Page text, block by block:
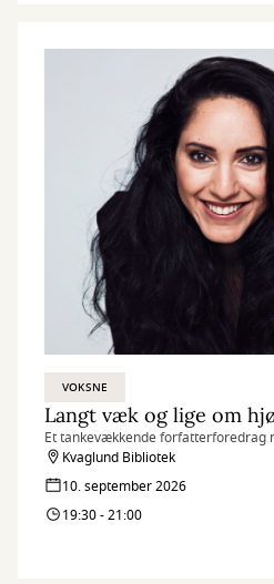
VOKSNE
Langt væk og lige om
Et tankevækkende forfatterforedrag
Kvaglund Bibliotek
10. september 2026
19:30 - 21:00